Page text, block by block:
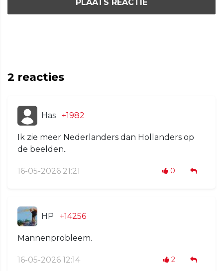
PLAATS REACTIE
2 reacties
Has +1982
Ik zie meer Nederlanders dan Hollanders op
de beelden..
16-05-2026 21:21 0
HP +14256
Mannenprobleem.
16-05-2026 12:14 2